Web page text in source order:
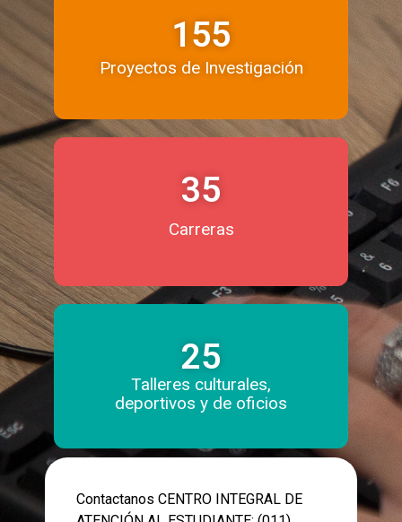
155
Proyectos de Investigación
35
Carreras
25
Talleres culturales,
deportivos y de oficios
Contactanos CENTRO INTEGRAL DE